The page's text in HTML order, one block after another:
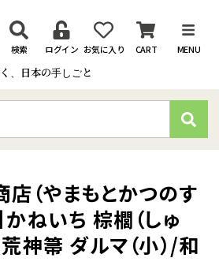
、日本の手しごと
検索 ログイン お気に入り CART MENU
検
索
店（やまもとかつのす
かねいち 棕櫚（しゅ
神箒 ダルマ（小）/和